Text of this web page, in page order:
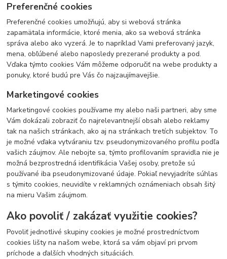
Preferenčné cookies
Preferenčné cookies umožňujú, aby si webová stránka
zapamätala informácie, ktoré menia, ako sa webová stránka
správa alebo ako vyzerá. Je to napríklad Vami preferovaný jazyk,
mena, obľúbené alebo naposledy prezerané produkty a pod.
Vďaka týmto cookies Vám môžeme odporučiť na webe produkty a
ponuky, ktoré budú pre Vás čo najzaujímavejšie.
Marketingové cookies
Marketingové cookies používame my alebo naši partneri, aby sme
Vám dokázali zobraziť čo najrelevantnejší obsah alebo reklamy
tak na našich stránkach, ako aj na stránkach tretích subjektov. To
je možné vďaka vytváraniu tzv. pseudonymizovaného profilu podľa
vašich záujmov. Ale nebojte sa, týmto profilovaním spravidla nie je
možná bezprostredná identifikácia Vašej osoby, pretože sú
používané iba pseudonymizované údaje. Pokiaľ nevyjadríte súhlas
s týmito cookies, neuvidíte v reklamných oznámeniach obsah šitý
na mieru Vašim záujmom.
Ako povoliť / zakázať využitie cookies?
Povoliť jednotlivé skupiny cookies je možné prostredníctvom
cookies lišty na našom webe, ktorá sa vám objaví pri prvom
príchode a ďalších vhodných situáciách.